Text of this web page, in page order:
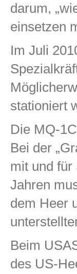
darum,
einsetzen
Im Juli
stationiert
Die MQ-
Bei der
mit und für
Jahren
dem Heer
Beim
des US-